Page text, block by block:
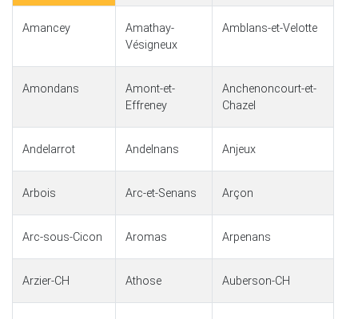
Amancey
Amathay-
Vésigneux
Amblans-et-Velotte
Amondans
Amont-et-
Effreney
Anchenoncourt-et-
Chazel
Andelarrot Andelnans Anjeux
Arbois Arc-et-Senans Arçon
Arc-sous-Cicon Aromas Arpenans
Arzier-CH Athose Auberson-CH